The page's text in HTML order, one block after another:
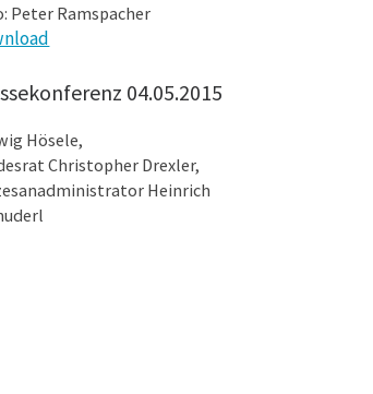
Peter Ramspacher
04.05.2015
Hösele,
Christopher Drexler,
Heinrich